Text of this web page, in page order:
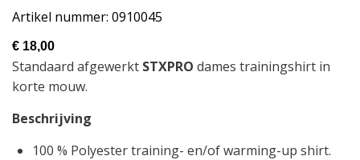
Artikel nummer: 0910045
€ 18,00
Standaard afgewerkt STXPRO dames trainingshirt in
korte mouw.
Beschrijving
100 % Polyester training- en/of warming-up shirt.